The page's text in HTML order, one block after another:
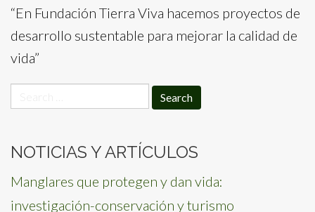
“En Fundación Tierra Viva hacemos proyectos de
desarrollo sustentable para mejorar la calidad de
vida”
for:
NOTICIAS Y ARTÍCULOS
Manglares que protegen y dan vida:
investigación-conservación y turismo